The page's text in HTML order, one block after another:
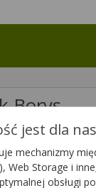
Borys
artykułów
artykułów
jest dla
mechanizmy
Web Storage i
obsługi